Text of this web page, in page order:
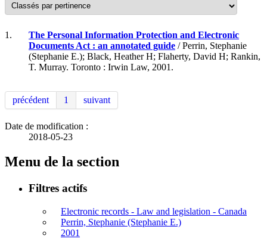
1.
The Personal Information Protection and Electronic
Documents Act : an annotated guide / Perrin, Stephanie
(Stephanie E.); Black, Heather H; Flaherty, David H; Rankin,
T. Murray. Toronto : Irwin Law, 2001.
précédent 1 suivant
Date de modification :
2018-05-23
Menu de la section
Filtres actifs
Electronic records - Law and legislation - Canada
Perrin, Stephanie (Stephanie E.)
2001